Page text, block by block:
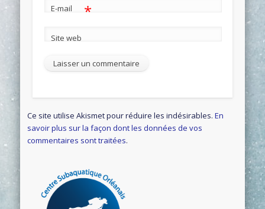
E-mail *
Site web
Ce site utilise Akismet pour réduire les indésirables.En
savoir plus sur la façon dont les données de vos
commentaires sont traitées.